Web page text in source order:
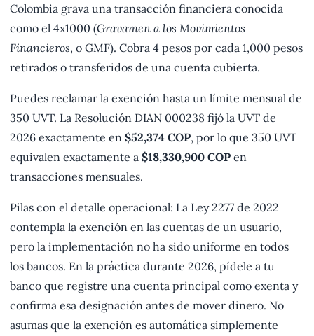
Colombia grava una transacción financiera conocida
como el 4x1000 (Gravamen a los Movimientos
Financieros, o GMF). Cobra 4 pesos por cada 1,000 pesos
retirados o transferidos de una cuenta cubierta.
Puedes reclamar la exención hasta un límite mensual de
350 UVT. La Resolución DIAN 000238 fijó la UVT de
2026 exactamente en $52,374 COP, por lo que 350 UVT
equivalen exactamente a $18,330,900 COP en
transacciones mensuales.
Pilas con el detalle operacional: La Ley 2277 de 2022
contempla la exención en las cuentas de un usuario,
pero la implementación no ha sido uniforme en todos
los bancos. En la práctica durante 2026, pídele a tu
banco que registre una cuenta principal como exenta y
confirma esa designación antes de mover dinero. No
asumas que la exención es automática simplemente